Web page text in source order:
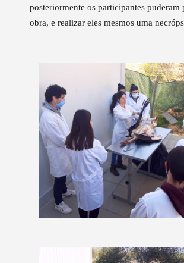
posteriormente os participantes puderam
obra, e realizar eles mesmos uma